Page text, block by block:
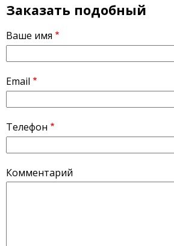
Заказать подобный
Ваше имя
Email
Телефон
Комментарий